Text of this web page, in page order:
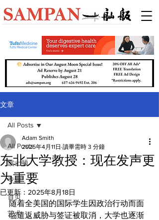
文章
All Posts
波士顿
专题
首页
艺术
All Posts
东北大学教授：现在发声更
为重要
Adam Smith
2025年4月11日 讀畢需時 3 分鐘
已更新： 2025年8月18日
随着全美国的国际学生因政治行动而面
临遣返威胁与签证被取消，大学也逐渐